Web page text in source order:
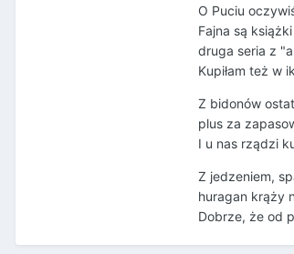
O Puciu
Fajna są
druga seria z
Kupiłam też w
Z bidonów
plus za
I u nas rządzi
Z jedzeniem,
huragan krąży
Dobrze, że od